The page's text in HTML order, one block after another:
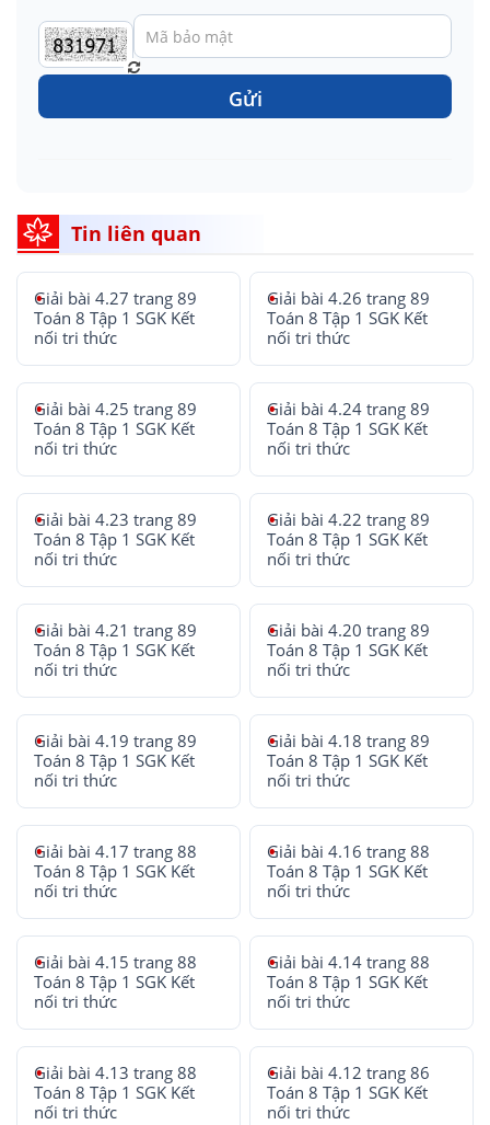
Gửi
Tin liên quan
Giải bài 4.27 trang 89
Toán 8 Tập 1 SGK Kết
nối tri thức
Giải bài 4.26 trang 89
Toán 8 Tập 1 SGK Kết
nối tri thức
Giải bài 4.25 trang 89
Toán 8 Tập 1 SGK Kết
nối tri thức
Giải bài 4.24 trang 89
Toán 8 Tập 1 SGK Kết
nối tri thức
Giải bài 4.23 trang 89
Toán 8 Tập 1 SGK Kết
nối tri thức
Giải bài 4.22 trang 89
Toán 8 Tập 1 SGK Kết
nối tri thức
Giải bài 4.21 trang 89
Toán 8 Tập 1 SGK Kết
nối tri thức
Giải bài 4.20 trang 89
Toán 8 Tập 1 SGK Kết
nối tri thức
Giải bài 4.19 trang 89
Toán 8 Tập 1 SGK Kết
nối tri thức
Giải bài 4.18 trang 89
Toán 8 Tập 1 SGK Kết
nối tri thức
Giải bài 4.17 trang 88
Toán 8 Tập 1 SGK Kết
nối tri thức
Giải bài 4.16 trang 88
Toán 8 Tập 1 SGK Kết
nối tri thức
Giải bài 4.15 trang 88
Toán 8 Tập 1 SGK Kết
nối tri thức
Giải bài 4.14 trang 88
Toán 8 Tập 1 SGK Kết
nối tri thức
Giải bài 4.13 trang 88
Toán 8 Tập 1 SGK Kết
nối tri thức
Giải bài 4.12 trang 86
Toán 8 Tập 1 SGK Kết
nối tri thức